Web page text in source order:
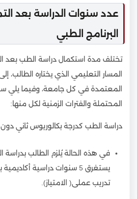
عدد سنوات الدراسة بعد
البرنامج الطبي
تختلف مدة استكمال دراسة الطب بعد
المسار التعليمي الذي يختاره الطالب،
المعتمدة في كل جامعة، وفيما يلي
المحتملة والفترات الزمنية لكل منها:
دراسة الطب كدرجة بكالوريوس ثاني
في هذه الحالة يُلزم الطالب بدراسة
يستغرق 5 سنوات دراسية
تدريب عملى( الامتياز).